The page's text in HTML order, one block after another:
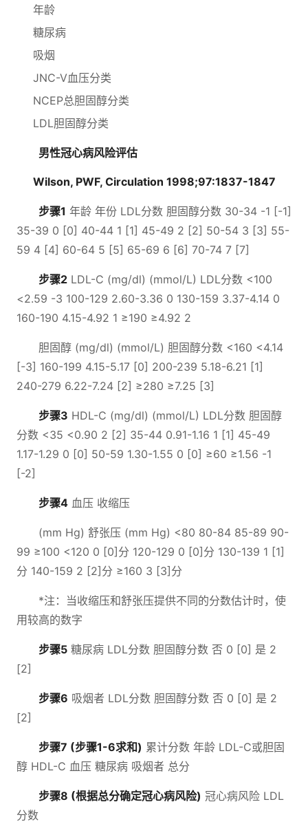
年龄
糖尿病
吸烟
JNC-V血压分类
NCEP总胆固醇分类
LDL胆固醇分类
男性冠心病风险评估
Wilson, PWF, Circulation 1998;97:1837-1847
步骤1 年龄 年份 LDL分数 胆固醇分数 30-34 -1 [-1]
35-39 0 [0] 40-44 1 [1] 45-49 2 [2] 50-54 3 [3] 55-
59 4 [4] 60-64 5 [5] 65-69 6 [6] 70-74 7 [7]
步骤2 LDL-C (mg/dl) (mmol/L) LDL分数 <100
<2.59 -3 100-129 2.60-3.36 0 130-159 3.37-4.14 0
160-190 4.15-4.92 1 ≥190 ≥4.92 2
胆固醇 (mg/dl) (mmol/L) 胆固醇分数 <160 <4.14
[-3] 160-199 4.15-5.17 [0] 200-239 5.18-6.21 [1]
240-279 6.22-7.24 [2] ≥280 ≥7.25 [3]
步骤3 HDL-C (mg/dl) (mmol/L) LDL分数 胆固醇
分数 <35 <0.90 2 [2] 35-44 0.91-1.16 1 [1] 45-49
1.17-1.29 0 [0] 50-59 1.30-1.55 0 [0] ≥60 ≥1.56 -1
[-2]
步骤4 血压 收缩压
(mm Hg) 舒张压 (mm Hg) <80 80-84 85-89 90-
99 ≥100 <120 0 [0]分 120-129 0 [0]分 130-139 1 [1]
分 140-159 2 [2]分 ≥160 3 [3]分
*注：当收缩压和舒张压提供不同的分数估计时，使
用较高的数字
步骤5 糖尿病 LDL分数 胆固醇分数 否 0 [0] 是 2
[2]
步骤6 吸烟者 LDL分数 胆固醇分数 否 0 [0] 是 2
[2]
步骤7 (步骤1-6求和) 累计分数 年龄 LDL-C或胆固
醇 HDL-C 血压 糖尿病 吸烟者 总分
步骤8 (根据总分确定冠心病风险) 冠心病风险 LDL
分数